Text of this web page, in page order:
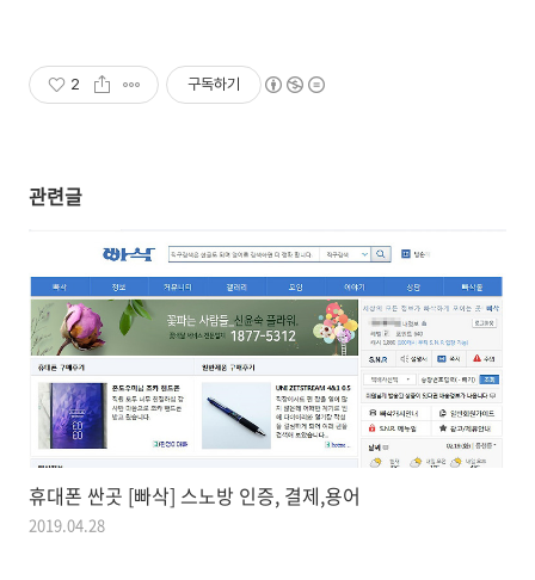
2 구독하기
관련글
휴대폰 싼곳 [빠삭] 스노방 인증, 결제,용어
2019.04.28